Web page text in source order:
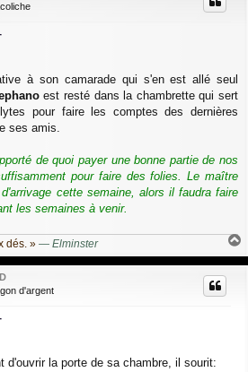
à son camarade qui s'en est allé seul
est resté dans la chambrette qui sert
pour faire les comptes des dernières
ses amis.
de quoi payer une bonne partie de nos
pour faire des folies. Le maître
cette semaine, alors il faudra faire
les semaines à venir.
dés. » — Elminster
a
u
d'argent
d'ouvrir la porte de sa chambre, il sourit: